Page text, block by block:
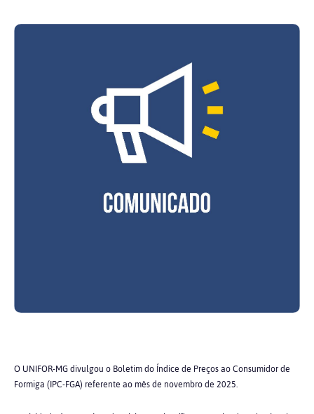
O UNIFOR-MG divulgou o Boletim do Índice de Preços ao Consumidor de
Formiga (IPC-FGA) referente ao mês de novembro de 2025.